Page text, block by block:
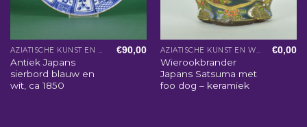
AZIATISCHE KUNST EN WOONACCESSOIRES
Antiek Japans
sierbord blauw en
wit, ca 1850
€90,00 AZIATISCHE KUNST EN WOONACCESSOIRES
Wierookbrander
Japans Satsuma met
foo dog – keramiek
€0,00